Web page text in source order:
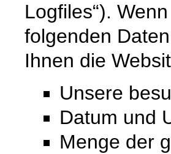
Logfiles“).
folgenden
Ihnen die
Unsere
Datum und
Menge der